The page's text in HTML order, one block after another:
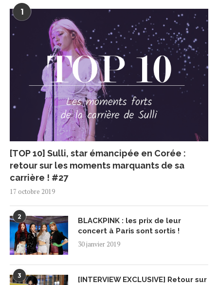
1
[TOP 10] Sulli, star émancipée en Corée :
retour sur les moments marquants de sa
carrière ! #27
17 octobre 2019
2
BLACKPINK : les prix de leur
concert à Paris sont sortis !
30 janvier 2019
3
[INTERVIEW EXCLUSIVE] Retour sur